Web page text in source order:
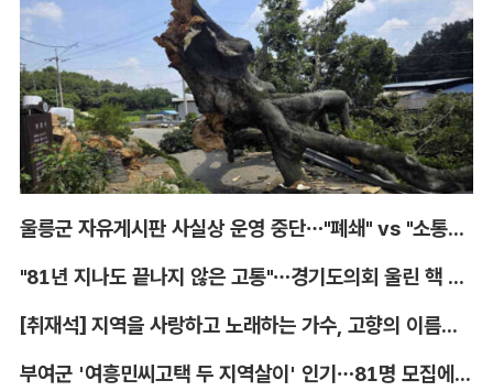
울릉군 자유게시판 사실상 운영 중단…"폐쇄" vs "소통창구 지켜야"
"81년 지나도 끝나지 않은 고통"…경기도의회 울린 핵 피해자의 증언
[취재석] 지역을 사랑하고 노래하는 가수, 고향의 이름을 남긴다
부여군 '여흥민씨고택 두 지역살이' 인기…81명 모집에 712명 몰려